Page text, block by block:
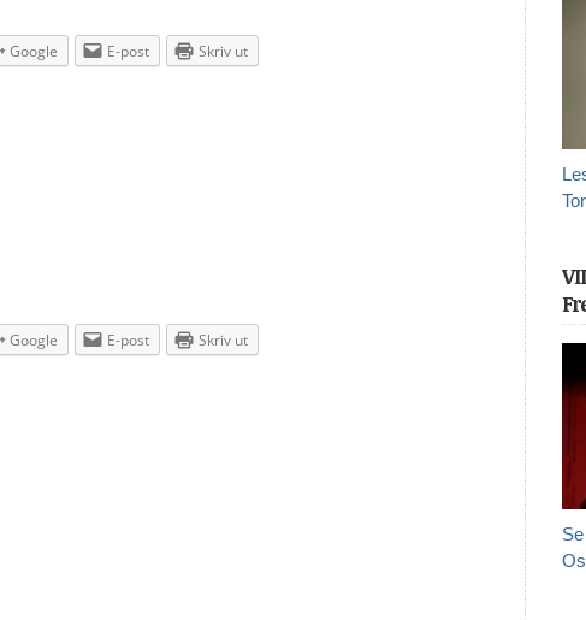
Google E-post Skriv ut
Google E-post Skriv ut